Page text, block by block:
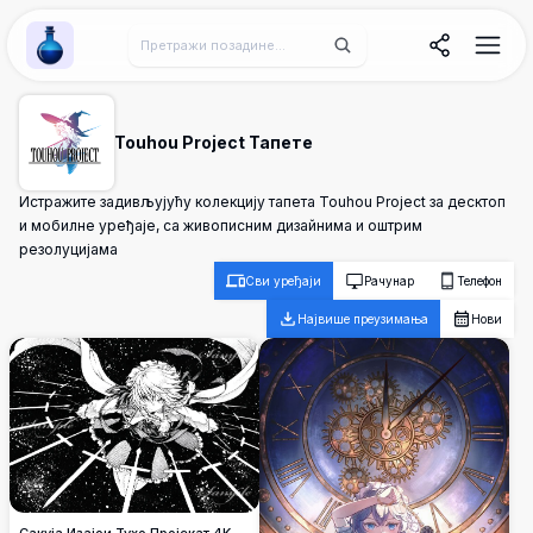
Wallpaper Alchemy
Touhou Project Тапете
Истражите задивљујућу колекцију тапета Touhou Project за десктоп
и мобилне уређаје, са живописним дизайнима и оштрим
резолуцијама
Сви уређаји Рачунар Телефон
Највише преузимања Нови